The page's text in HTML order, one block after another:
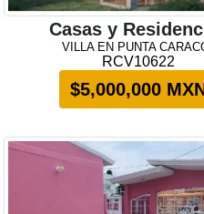
Casas y
VILLA EN PUNTA
RCV10622
$5,000,000